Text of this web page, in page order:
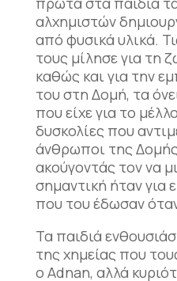
αλχημιστών
από φυσικά υλικά.
τους μίλησε για τη
καθώς και για την
του στη Δομή, τα
που είχε για το
δυσκολίες που
άνθρωποι της
ακούγοντάς τον να
σημαντική ήταν για
που του έδωσαν όταν
Τα παιδιά
της χημείας που
ο Adnan, αλλά